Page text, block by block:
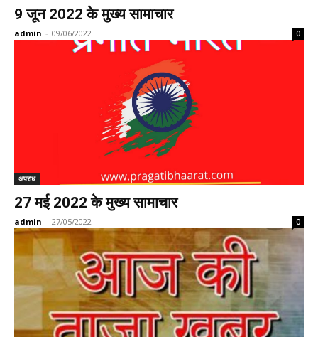
9 जून 2022 के मुख्य सामाचार
admin - 09/06/2022 0
अपराध
27 मई 2022 के मुख्य सामाचार
admin - 27/05/2022 0